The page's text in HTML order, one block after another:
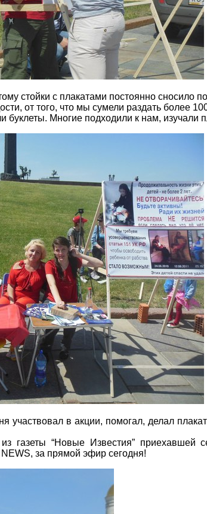
стойки с плакатами постоянно сносило
от того, что мы сумели раздать более
буклеты. Многие подходили к нам, изучали
участвовал в акции, помогал, делал
газеты “Новые Известия”
за прямой эфир сегодня!